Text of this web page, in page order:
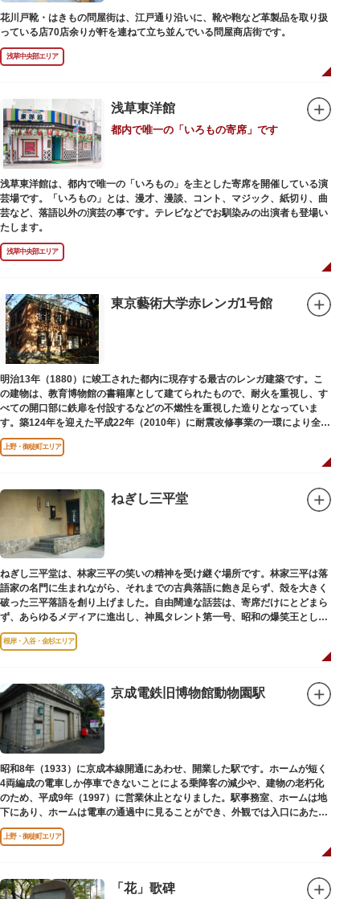
花川戸靴・はきもの問屋街は、江戸通り沿いに、靴や鞄など革製品を取り扱
っている店70店余りが軒を連ねて立ち並んでいる問屋商店街です。
浅草中央部エリア
浅草東洋館
都内で唯一の「いろもの寄席」です
浅草東洋館は、都内で唯一の「いろもの」を主とした寄席を開催している演
芸場です。「いろもの」とは、漫才、漫談、コント、マジック、紙切り、曲
芸など、落語以外の演芸の事です。テレビなどでお馴染みの出演者も登場い
たします。
浅草中央部エリア
東京藝術大学赤レンガ1号館
明治13年（1880）に竣工された都内に現存する最古のレンガ建築です。こ
の建物は、教育博物館の書籍庫として建てられたもので、耐火を重視し、す
べての開口部に鉄扉を付設するなどの不燃性を重視した造りとなっていま
す。築124年を迎えた平成22年（2010年）に耐震改修事業の一環により全面
改修が施されました。
上野・御徒町エリア
ねぎし三平堂
ねぎし三平堂は、林家三平の笑いの精神を受け継ぐ場所です。林家三平は落
語家の名門に生まれながら、それまでの古典落語に飽き足らず、殻を大きく
破った三平落語を創り上げました。自由闊達な話芸は、寄席だけにとどまら
ず、あらゆるメディアに進出し、神風タレント第一号、昭和の爆笑王とし
て、いつまでも日本人の心に残っています。
根岸・入谷・金杉エリア
京成電鉄旧博物館動物園駅
昭和8年（1933）に京成本線開通にあわせ、開業した駅です。ホームが短く
4両編成の電車しか停車できないことによる乗降客の減少や、建物の老朽化
のため、平成9年（1997）に営業休止となりました。駅事務室、ホームは地
下にあり、ホームは電車の通過中に見ることができ、外観では入口にあたる
建物を見ることができます。
上野・御徒町エリア
「花」歌碑